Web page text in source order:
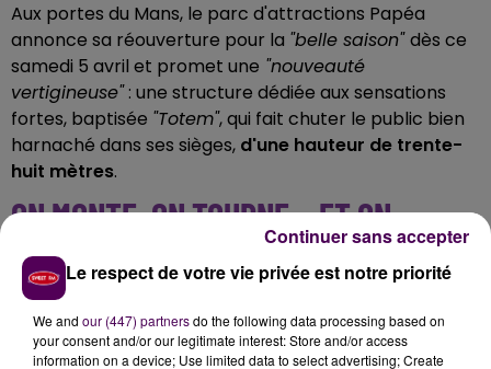
Aux portes du Mans, le parc d'attractions Papéa
annonce sa réouverture pour la "belle saison"dès ce
samedi 5 avril et promet une "nouveauté
vertigineuse" : une structure dédiée aux sensations
fortes, baptisée "Totem", qui fait chuter le public bien
harnaché dans ses sièges, d'une hauteur de trente-
huit mètres.
ON MONTE, ON TOURNE... ET ON
TOMBE
"Avec Totem, Papéa propose une expérience inédite
: on vous propulse vers le sommet avant une
descente fulgurante,dans une nacelle rotative
Le respect de votre vie privée est notre priorité
We and our (447) partnersdo the following data processing based on
your consent and/or our legitimate interest: Store and/or access
information on a device; Use limited data to select advertising; Create
Continuer sans accepter